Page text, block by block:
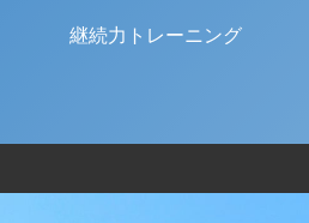
継続力トレーニング